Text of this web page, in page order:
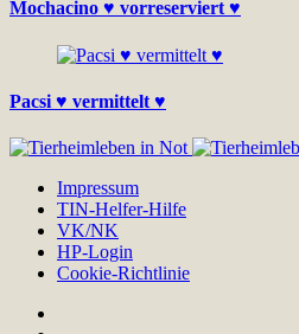
Mochacino ♥ vorreserviert ♥
Pacsi ♥ vermittelt ♥
Impressum
TIN-Helfer-Hilfe
VK/NK
HP-Login
Cookie-Richtlinie